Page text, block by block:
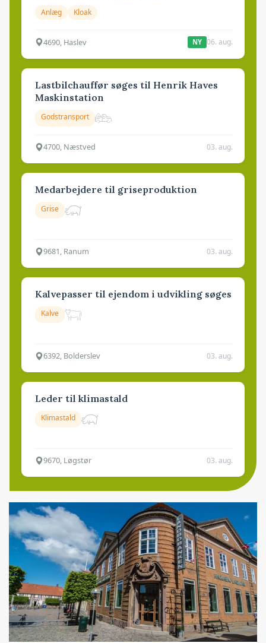
Anlæg Kloak
4690, Haslev NY 06. aug.
Lastbilchauffør søges til Henrik Haves
Maskinstation
Godstransport
4700, Næstved 03. aug.
Medarbejdere til griseproduktion
Grise
9681, Ranum 03. aug.
Kalvepasser til ejendom i udvikling søges
Kalve
6392, Bolderslev 03. aug.
Leder til klimastald
Klimastald
9670, Løgstør 03. aug.